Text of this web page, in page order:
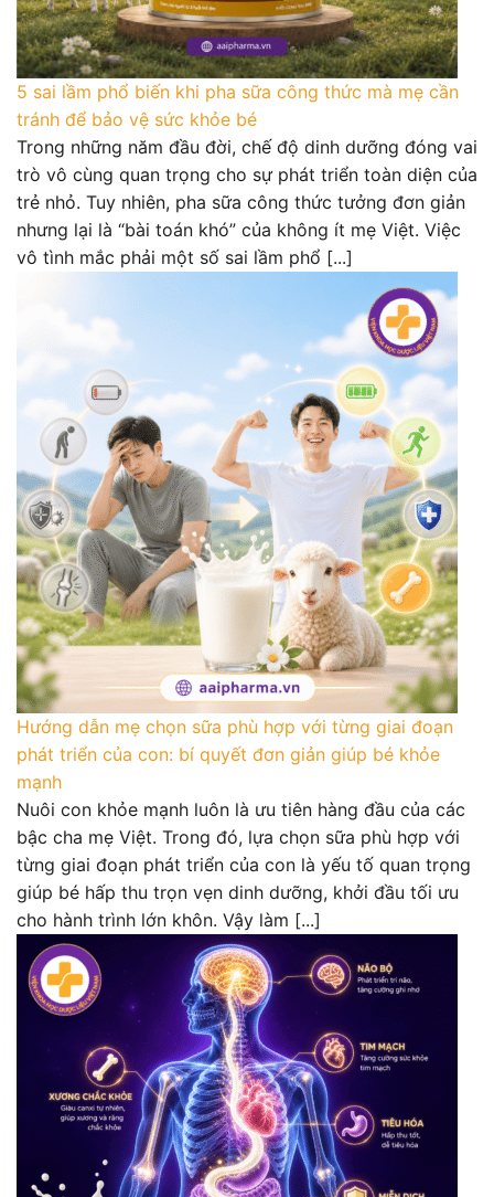
5 sai lầm phổ biến khi pha sữa công thức mà mẹ cần
tránh để bảo vệ sức khỏe bé
Trong những năm đầu đời, chế độ dinh dưỡng đóng vai
trò vô cùng quan trọng cho sự phát triển toàn diện của
trẻ nhỏ. Tuy nhiên, pha sữa công thức tưởng đơn giản
nhưng lại là “bài toán khó” của không ít mẹ Việt. Việc
vô tình mắc phải một số sai lầm phổ [...]
Hướng dẫn mẹ chọn sữa phù hợp với từng giai đoạn
phát triển của con: bí quyết đơn giản giúp bé khỏe
mạnh
Nuôi con khỏe mạnh luôn là ưu tiên hàng đầu của các
bậc cha mẹ Việt. Trong đó, lựa chọn sữa phù hợp với
từng giai đoạn phát triển của con là yếu tố quan trọng
giúp bé hấp thu trọn vẹn dinh dưỡng, khởi đầu tối ưu
cho hành trình lớn khôn. Vậy làm [...]